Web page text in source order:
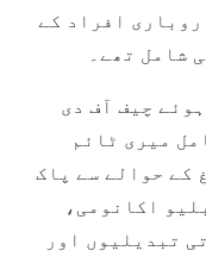
افراد کے
شامل تھے۔
چیف آف دی
میری ٹائم
کے حوالے سے پاک
اکانومی،
تبدیلیوں اور